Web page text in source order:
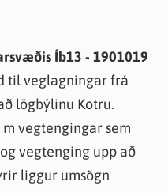
Íb13 - 1901019
til veglagningar frá
lögbýlinu Kotru.
vegtengingar sem
vegtenging upp að
liggur umsögn